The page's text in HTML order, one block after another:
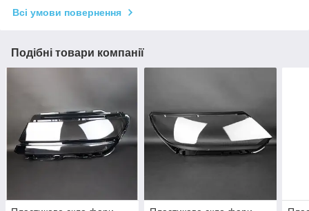
Всі умови повернення
Подібні товари компанії